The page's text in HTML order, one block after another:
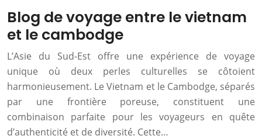
Blog de voyage entre le vietnam
et le cambodge
L’Asie du Sud-Est offre une expérience de voyage
unique où deux perles culturelles se côtoient
harmonieusement. Le Vietnam et le Cambodge, séparés
par une frontière poreuse, constituent une
combinaison parfaite pour les voyageurs en quête
d’authenticité et de diversité. Cette…